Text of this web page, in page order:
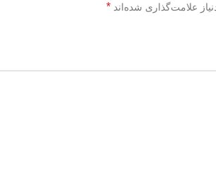
علامت‌گذاری شده‌اند *